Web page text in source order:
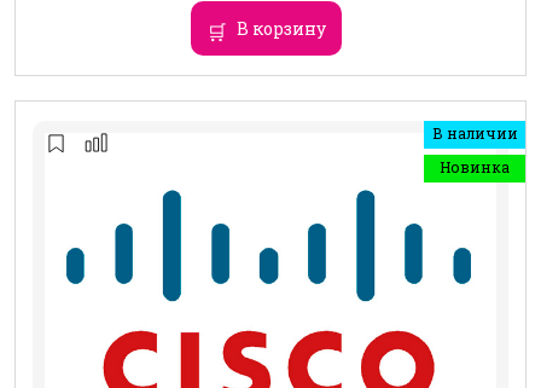
В корзину
В наличии
Новинка